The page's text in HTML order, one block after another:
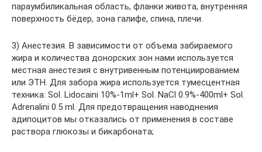
параумбиликальная область, фланки живота, внутренняя
поверхность бёдер, зона галифе, спина, плечи.
3) Анестезия. В зависимости от объема забираемого
жира и количества донорских зон нами используется
местная анестезия с внутривенным потенциированием
или ЭТН. Для забора жира используется тумесцентная
техника: Sol. Lidocaini 10%-1ml+ Sol. NaCl 0.9%-400ml+ Sol.
Adrenalini 0.5 ml. Для предотвращения наводнения
адипоцитов мы отказались от применения в составе
раствора глюкозы и бикарбоната;